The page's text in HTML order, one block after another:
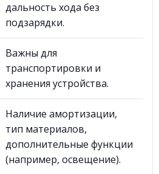
дальность хода без
подзарядки.
Важны для
транспортировки и
хранения устройства.
Наличие амортизации,
тип материалов,
дополнительные функции
(например, освещение).